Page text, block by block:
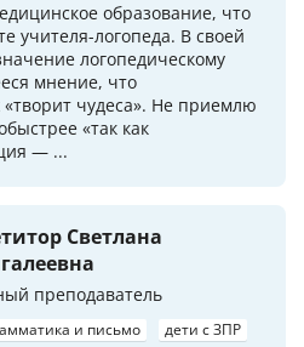
образование, что
учителя-логопеда. В своей
логопедическому
мнение, что
чудеса». Не приемлю
«так как
— ...
Светлана
преподаватель
и письмо
дети с ЗПР